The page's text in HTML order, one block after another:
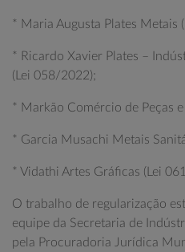
* Maria Augusta Plates Metais
* Ricardo Xavier Plates –
(Lei 058/2022);
* Markão Comércio de Peças
* Garcia Musachi Metais
* Vidathi Artes Gráficas (Lei
O trabalho de regularização
equipe da Secretaria de
pela Procuradoria Jurídica